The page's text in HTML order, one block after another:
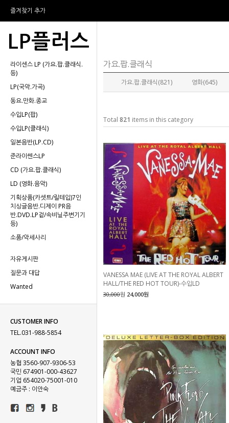
즐겨찾기 추가
LP플러스
라이센스 LP (가요.팝.클래식.
등)
LP(국악.가곡)
동요.만화.종교
수입LP(팝)
수입LP(클래식)
일본음반(LP.CD)
준라이쎈스LP
CD (가요.팝.클래식)
LD (영화.음악)
기획상품(카셋트/릴테입)7인
치싱글음반.디제이 PR음
반.DVD.LP겉/속비닐주변기기
등)
소품/악세사리
자유게시판
질문과 대답
Wanted
CUSTOMER INFO
TEL.031-988-5854
ACCOUNT INFO
농협 3560-907-9306-53
국민 674901-000-43627
기업 654020-75001-010
예금주 : 이안숙
가요.팝.클래식
가요.팝.클래식(821) 영화(645)
Total 821 items in this category
VANESSA MAE (LIVE AT THE ROYAL ALBERT
HALL/THE RED HOT TOUR)-수입LD
30,000원 24,000원